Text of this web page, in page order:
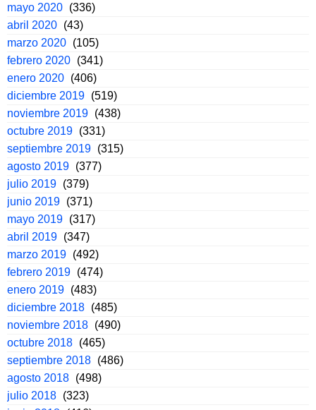
mayo 2020 (336)
abril 2020 (43)
marzo 2020 (105)
febrero 2020 (341)
enero 2020 (406)
diciembre 2019 (519)
noviembre 2019 (438)
octubre 2019 (331)
septiembre 2019 (315)
agosto 2019 (377)
julio 2019 (379)
junio 2019 (371)
mayo 2019 (317)
abril 2019 (347)
marzo 2019 (492)
febrero 2019 (474)
enero 2019 (483)
diciembre 2018 (485)
noviembre 2018 (490)
octubre 2018 (465)
septiembre 2018 (486)
agosto 2018 (498)
julio 2018 (323)